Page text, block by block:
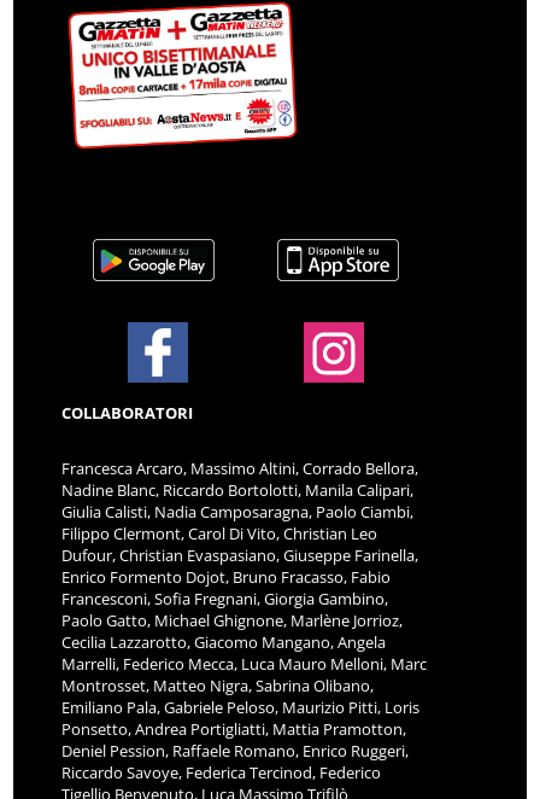
COLLABORATORI
Francesca Arcaro, Massimo Altini, Corrado Bellora,
Nadine Blanc, Riccardo Bortolotti, Manila Calipari,
Giulia Calisti, Nadia Camposaragna, Paolo Ciambi,
Filippo Clermont, Carol Di Vito, Christian Leo
Dufour, Christian Evaspasiano, Giuseppe Farinella,
Enrico Formento Dojot, Bruno Fracasso, Fabio
Francesconi, Sofia Fregnani, Giorgia Gambino,
Paolo Gatto, Michael Ghignone, Marlène Jorrioz,
Cecilia Lazzarotto, Giacomo Mangano, Angela
Marrelli, Federico Mecca, Luca Mauro Melloni, Marc
Montrosset, Matteo Nigra, Sabrina Olibano,
Emiliano Pala, Gabriele Peloso, Maurizio Pitti, Loris
Ponsetto, Andrea Portigliatti, Mattia Pramotton,
Deniel Pession, Raffaele Romano, Enrico Ruggeri,
Riccardo Savoye, Federica Tercinod, Federico
Tigellio Benvenuto, Luca Massimo Trifilò